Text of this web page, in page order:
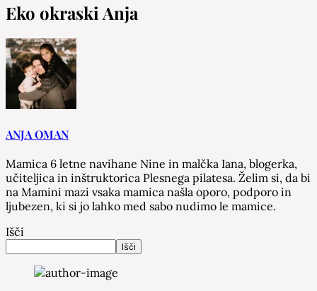
Eko okraski Anja
ANJA OMAN
Mamica 6 letne navihane Nine in malčka Iana, blogerka,
učiteljica in inštruktorica Plesnega pilatesa. Želim si, da bi
na Mamini mazi vsaka mamica našla oporo, podporo in
ljubezen, ki si jo lahko med sabo nudimo le mamice.
Išči
Išči